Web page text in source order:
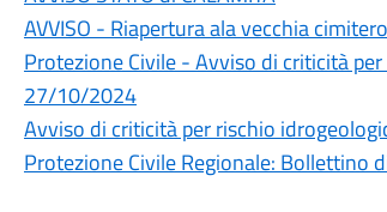
AVVISO - Riapertura ala vecchia
Protezione Civile - Avviso di criticità
27/10/2024
Avviso di criticità per rischio
Protezione Civile Regionale: Bollettino